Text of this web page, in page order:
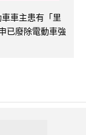
車主患有「里
已廢除電動車強